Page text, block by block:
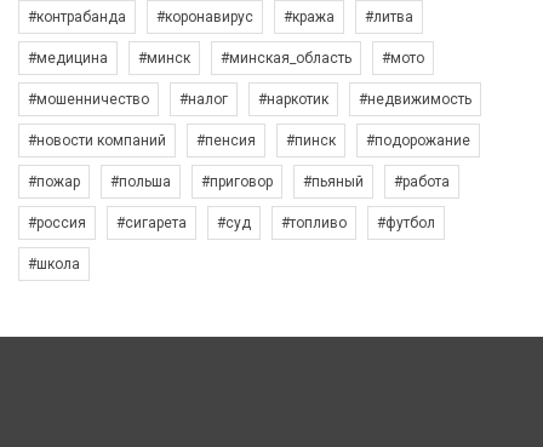
#контрабанда #коронавирус #кража #литва
#медицина #минск #минская_область #мото
#мошенничество #налог #наркотик #недвижимость
#новости компаний #пенсия #пинск #подорожание
#пожар #польша #приговор #пьяный #работа
#россия #сигарета #суд #топливо #футбол
#школа